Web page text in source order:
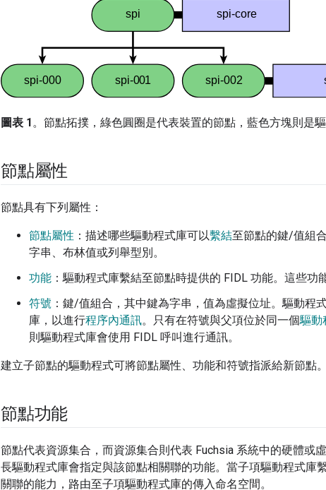
圖表 1 。節點拓撲，綠色圓圈是代表裝置的節點，藍色方塊則是驅
節點屬性
節點具有下列屬性：
節點屬性 ：描述哪些驅動程式庫可以繫結至節點的鍵/值組
字串、布林值或列舉型別。
功能 ：驅動程式庫繫結至節點時提供的 FIDL 功能。這些功
符號 ：鍵/值組合，其中鍵為字串，值為虛擬位址。驅動程
庫，以進行程序內通訊。只有在符號與父項位於同一個驅動
則驅動程式庫會使用 FIDL 呼叫進行通訊。
建立子節點的驅動程式可將節點屬性、功能和符號指派給新節點。
節點功能
節點代表資源集合，而資源集合則代表 Fuchsia 系統中的硬體或
長驅動程式庫會指定與該節點相關聯的功能。當子項驅動程式庫
關聯的能力，路由至子項驅動程式庫的傳入命名空間。